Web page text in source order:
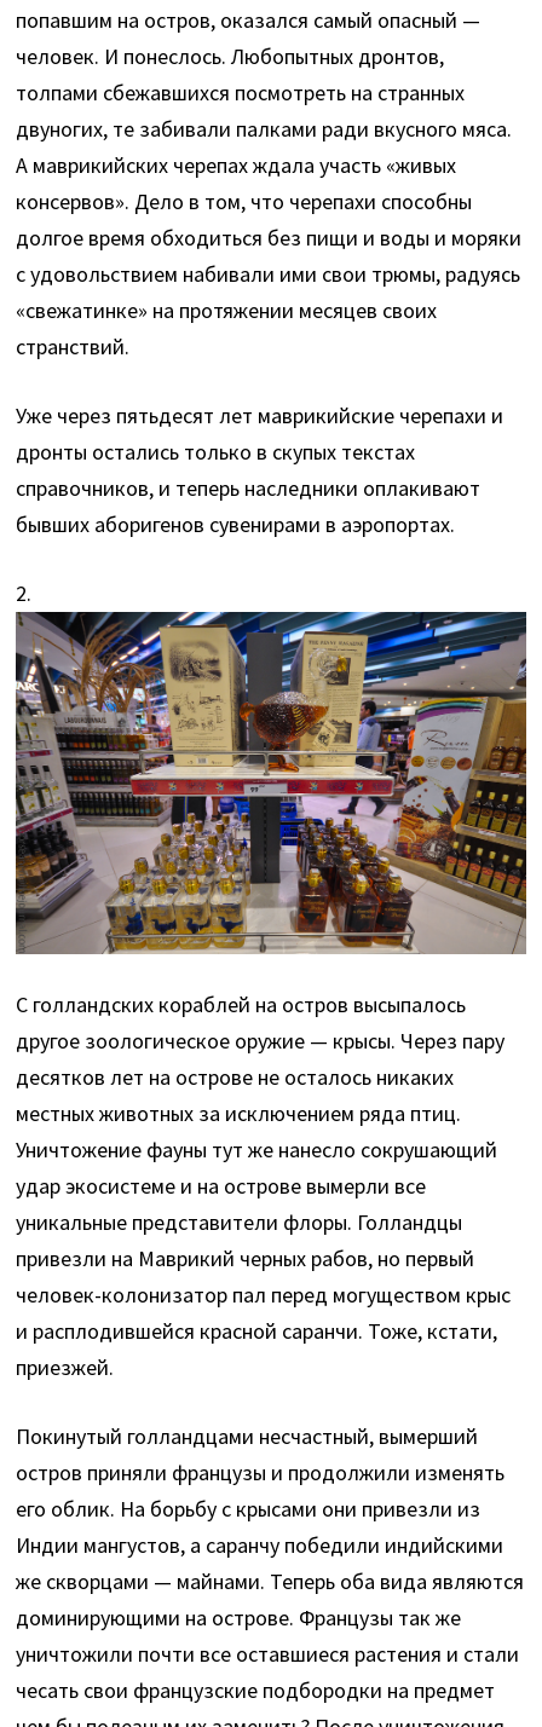
попавшим на остров, оказался самый опасный —
человек. И понеслось. Любопытных дронтов,
толпами сбежавшихся посмотреть на странных
двуногих, те забивали палками ради вкусного мяса.
А маврикийских черепах ждала участь «живых
консервов». Дело в том, что черепахи способны
долгое время обходиться без пищи и воды и моряки
с удовольствием набивали ими свои трюмы, радуясь
«свежатинке» на протяжении месяцев своих
странствий.
Уже через пятьдесят лет маврикийские черепахи и
дронты остались только в скупых текстах
справочников, и теперь наследники оплакивают
бывших аборигенов сувенирами в аэропортах.
2.
С голландских кораблей на остров высыпалось
другое зоологическое оружие — крысы. Через пару
десятков лет на острове не осталось никаких
местных животных за исключением ряда птиц.
Уничтожение фауны тут же нанесло сокрушающий
удар экосистеме и на острове вымерли все
уникальные представители флоры. Голландцы
привезли на Маврикий черных рабов, но первый
человек-колонизатор пал перед могуществом крыс
и расплодившейся красной саранчи. Тоже, кстати,
приезжей.
Покинутый голландцами несчастный, вымерший
остров приняли французы и продолжили изменять
его облик. На борьбу с крысами они привезли из
Индии мангустов, а саранчу победили индийскими
же скворцами — майнами. Теперь оба вида являются
доминирующими на острове. Французы так же
уничтожили почти все оставшиеся растения и стали
чесать свои французские подбородки на предмет